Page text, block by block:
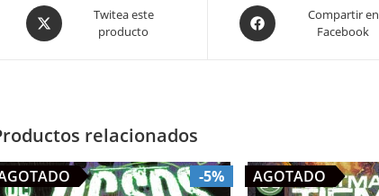
Opens
in
Twitea este
producto
Opens
in
Compartir en
Facebook
relacionados
-5% AGOTADO